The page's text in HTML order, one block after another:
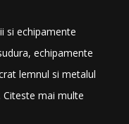
si echipamente
echipamente
lemnul si metalul
Citeste mai multe